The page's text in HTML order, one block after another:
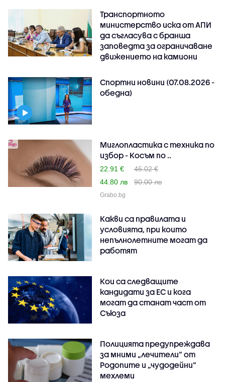
Транспортното
министерство иска от АПИ
да съгласува с бранша
заповедта за ограничаване
движението на камиони
Спортни новини (07.08.2026 -
обедна)
Миглопластика с техника по
избор - Косъм по ..
22.91 €
46.02 €
44.80 лв
90.00 лв
Grabo.bg
Какви са правилата и
условията, при които
непълнолетните могат да
работят
Кои са следващите
кандидати за ЕС и кога
могат да станат част от
Съюза
Полицията предупреждава
за мними „лечители“ от
Родопите и „чудодейни“
мехлеми